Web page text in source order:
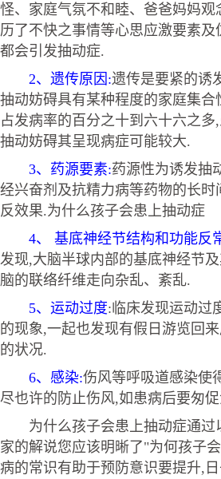
怪、家庭气氛不和睦、爸爸妈妈
历了不快之事情等心思应激要素及
都会引发抽动症.
2、遗传原因:遗传是要紧的诱
抽动妨碍具有某种程度的家庭集
占发病率的百分之十到六十六之多
抽动妨碍其呈现病症可能较大.
3、药源要素:药源性为诱发抽
经兴奋剂及抗精力病等药物的长时
反效果.为什么孩子会患上抽动症
4、 基底神经节结构和功能反
发现,大脑半球内部的基底神经节
脑的联络纤维走向杂乱、紊乱.
5、运动过度:临床发现运动过
的现象,一起也发现有假日游览回
的状况.
6、感染:伤风等呼吸道感染使
尽也许的防止伤风,如患病后要匆
为什么孩子会患上抽动症通过
家的解说您应该明晰了"为何孩子
病的常识有助于预防意识要提升,